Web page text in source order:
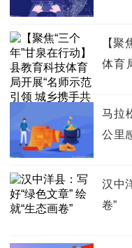
【聚
体育
马拉
公里
汉中
卷”